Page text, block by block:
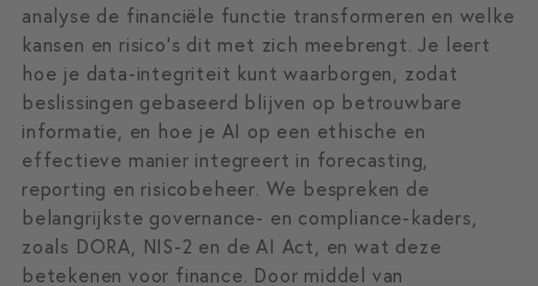
analyse de financiële functie transformeren en welke
kansen en risico’s dit met zich meebrengt. Je leert
hoe je data-integriteit kunt waarborgen, zodat
beslissingen gebaseerd blijven op betrouwbare
informatie, en hoe je AI op een ethische en
effectieve manier integreert in forecasting,
reporting en risicobeheer. We bespreken de
belangrijkste governance- en compliance-kaders,
zoals DORA, NIS-2 en de AI Act, en wat deze
betekenen voor finance. Door middel van